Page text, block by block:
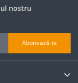
nostru
Abonează-te